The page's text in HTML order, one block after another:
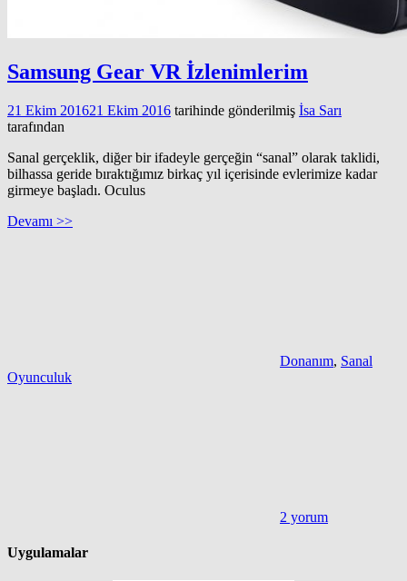
Samsung Gear VR İzlenimlerim
21 Ekim 201621 Ekim 2016 tarihinde gönderilmiş İsa Sarı
tarafından
Sanal gerçeklik, diğer bir ifadeyle gerçeğin “sanal” olarak taklidi,
bilhassa geride bıraktığımız birkaç yıl içerisinde evlerimize kadar
girmeye başladı. Oculus
Devamı >>
Donanım, Sanal
Oyunculuk
2 yorum
Uygulamalar